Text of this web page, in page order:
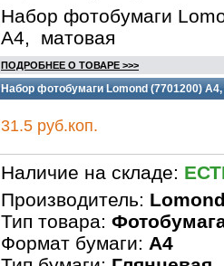
Набор фотобумаги
А4, матовая
ПОДРОБНЕЕ О ТОВАРЕ >>>
Набор фотобумаги Lomond (7701200)
31.5 руб.коп.
Наличие на складе:
Производитель:
Тип товара:
Формат бумаги: A4